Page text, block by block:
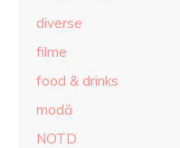
diverse
filme
food & drinks
modă
NOTD